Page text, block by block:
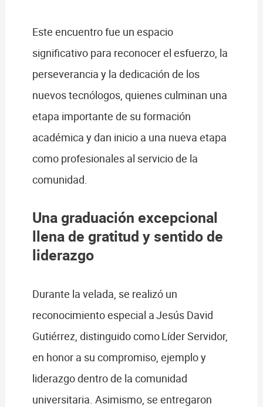
Este encuentro fue un espacio
significativo para reconocer el esfuerzo, la
perseverancia y la dedicación de los
nuevos tecnólogos, quienes culminan una
etapa importante de su formación
académica y dan inicio a una nueva etapa
como profesionales al servicio de la
comunidad.
Una graduación excepcional
llena de gratitud y sentido de
liderazgo
Durante la velada, se realizó un
reconocimiento especial a Jesús David
Gutiérrez, distinguido como Líder Servidor,
en honor a su compromiso, ejemplo y
liderazgo dentro de la comunidad
universitaria. Asimismo, se entregaron